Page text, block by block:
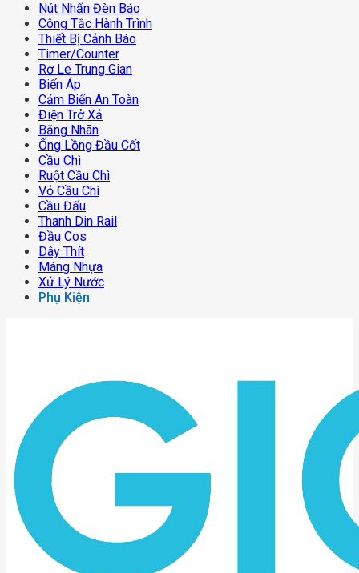
Nút Nhấn Đèn Báo
Công Tắc Hành Trình
Thiết Bị Cảnh Báo
Timer/counter
Rơ Le Trung Gian
Biến Áp
Cảm Biến An Toàn
Điện Trở Xả
Băng Nhãn
Ống Lồng Đầu Cốt
Cầu Chì
Ruột Cầu Chì
Vỏ Cầu Chì
Cầu Đấu
Thanh Din Rail
Đầu Cos
Dây Thít
Máng Nhựa
Xử Lý Nước
Phụ Kiện